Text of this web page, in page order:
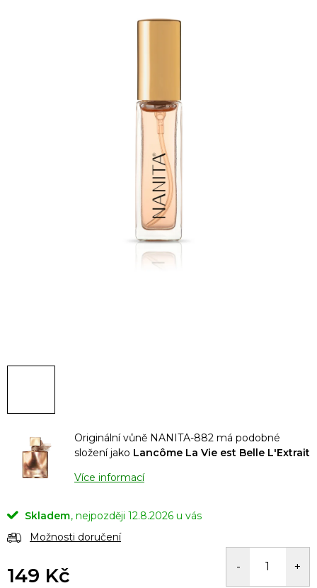
Originální vůně NANITA-882 má podobné
složení jako Lancôme La Vie est Belle L'Extrait
Více informací
Skladem
12.8.2026
Možnosti doručení
149 Kč